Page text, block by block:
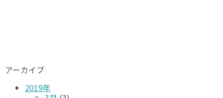
アーカイブ
2019年